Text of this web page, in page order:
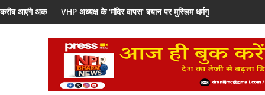
के बाद सियासी खिचड़ी पकने लगी
के 'मंदिर वापस' बयान पर मुस्लिम धर्मगुरुओं की आपत्ति, मौलाना राशिद सिद्दीकी ने उठाए
12 फीट के पाइप से